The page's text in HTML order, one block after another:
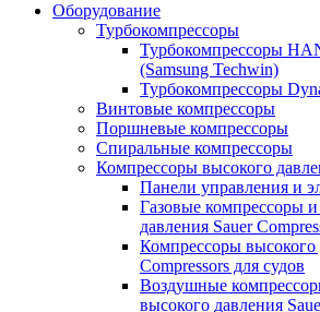
Оборудование
Турбокомпрессоры
Турбокомпрессоры
(Samsung Techwin)
Турбокомпрессоры
Винтовые компрессоры
Поршневые компрессоры
Спиральные компрессоры
Компрессоры высокого
Панели управления и
Газовые компрессоры
давления Sauer
Компрессоры высокого
Compressors для судов
Воздушные
высокого давления